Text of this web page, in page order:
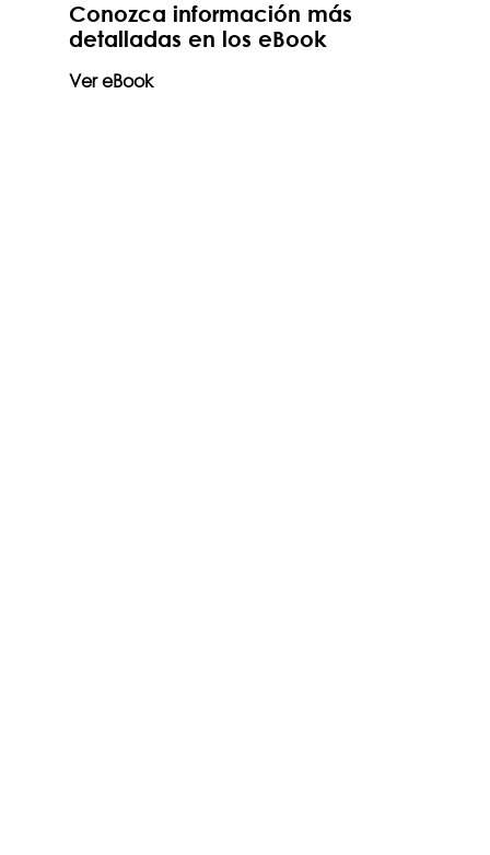
Conozca información más
detalladas en los eBook
Ver eBook